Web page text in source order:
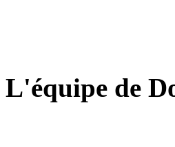
L'équipe de